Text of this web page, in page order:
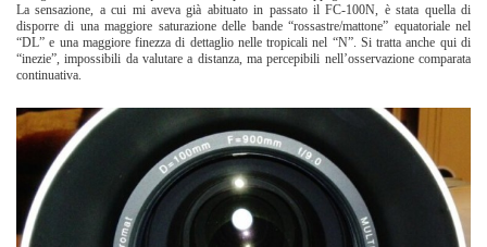
La sensazione, a cui mi aveva già abituato in passato il FC-100N, è stata quella di
disporre di una maggiore saturazione delle bande “rossastre/mattone” equatoriale nel
“DL” e una maggiore finezza di dettaglio nelle tropicali nel “N”. Si tratta anche qui di
“inezie”, impossibili da valutare a distanza, ma percepibili nell’osservazione comparata
continuativa.